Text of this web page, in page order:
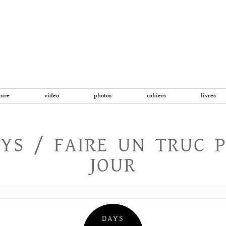
video photos cahiers livres
/ FAIRE UN TRUC
JOUR
DAYS